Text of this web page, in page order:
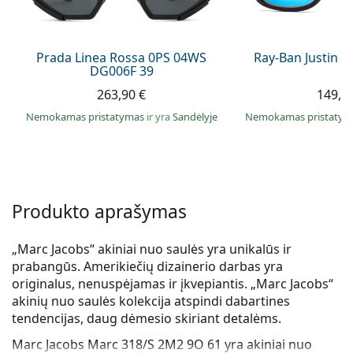
Persol
Atraskite visus
Prada Linea Rossa 0PS 04WS
DG006F 39
263,90 €
Nemokamas pristatymas ir yraSandėlyje
Ray-Ban Justin
Nemokamas
Produkto aprašymas
„Marc Jacobs“ akiniai nuo saulės yra unikalūs ir
prabangūs. Amerikiečių dizainerio darbas yra
originalus, nenuspėjamas ir įkvepiantis. „Marc Jacobs“
akinių nuo saulės kolekcija atspindi dabartines
tendencijas, daug dėmesio skiriant detalėms.
Marc Jacobs Marc 318/S 2M2 9O 61 yra akiniai nuo